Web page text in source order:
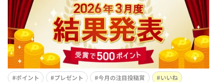
タッフ一同楽しく拝見させていただきました✨今月もその
中から、最も多くの「いいね」を獲得され
ポイント プレゼント 今月の注目投稿賞
いいね